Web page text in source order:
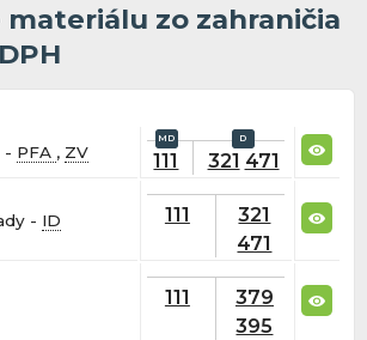
materiálu zo zahraničia
- PFA , ZV 111 321 471
- ID 111
321
471
111
379
395